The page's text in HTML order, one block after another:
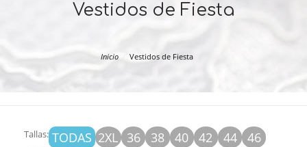
Vestidos de Fiesta
Inicio Vestidos de Fiesta
Tallas: TODAS 2XL 36 38 40 42 44
46